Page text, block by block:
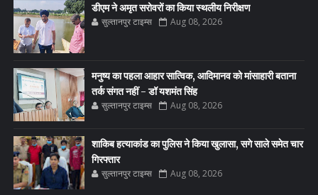
डीएम ने अमृत सरोवरों का किया स्थलीय निरीक्षण
सुल्तानपुर टाइम्स Aug 08, 2026
मनुष्य का पहला आहार सात्विक, आदिमानव को मांसाहारी बताना
तर्क संगत नहीं - डॉ यशमंत सिंह
सुल्तानपुर टाइम्स Aug 08, 2026
शाकिब हत्याकांड का पुलिस ने किया खुलासा, सगे साले समेत चार
गिरफ्तार
सुल्तानपुर टाइम्स Aug 08, 2026